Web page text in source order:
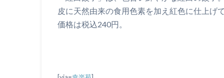
皮に天然由来の食用色素を加え紅色に仕上げて
価格は税込240円。